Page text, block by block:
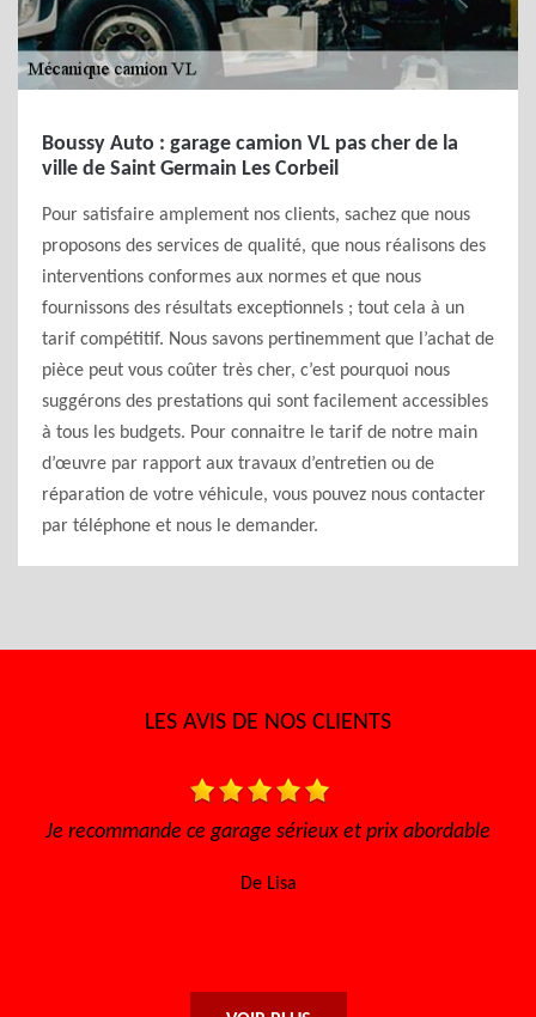
Boussy Auto : garage camion VL pas cher de la
ville de Saint Germain Les Corbeil
Pour satisfaire amplement nos clients, sachez que nous
proposons des services de qualité, que nous réalisons des
interventions conformes aux normes et que nous
fournissons des résultats exceptionnels ; tout cela à un
tarif compétitif. Nous savons pertinemment que l’achat de
pièce peut vous coûter très cher, c’est pourquoi nous
suggérons des prestations qui sont facilement accessibles
à tous les budgets. Pour connaitre le tarif de notre main
d’œuvre par rapport aux travaux d’entretien ou de
réparation de votre véhicule, vous pouvez nous contacter
par téléphone et nous le demander.
LES AVIS DE NOS CLIENTS
ce garage sérieux et prix abordable
Très bon